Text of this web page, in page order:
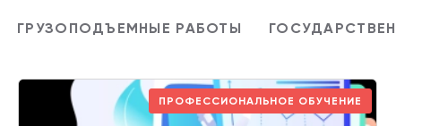
ГРУЗОПОДЪЕМНЫЕ РАБОТЫ
ПРОФЕССИОНАЛЬНОЕ ОБУЧЕНИЕ